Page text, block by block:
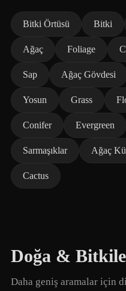
Bitki Örtüsü Bitki
Ağaç Foliage
Sap Ağaç Gövdesi
Yosun Grass
Conifer Evergreen
Sarmaşıklar Ağaç
Cactus
Doğa &
Daha geniş aramalar için